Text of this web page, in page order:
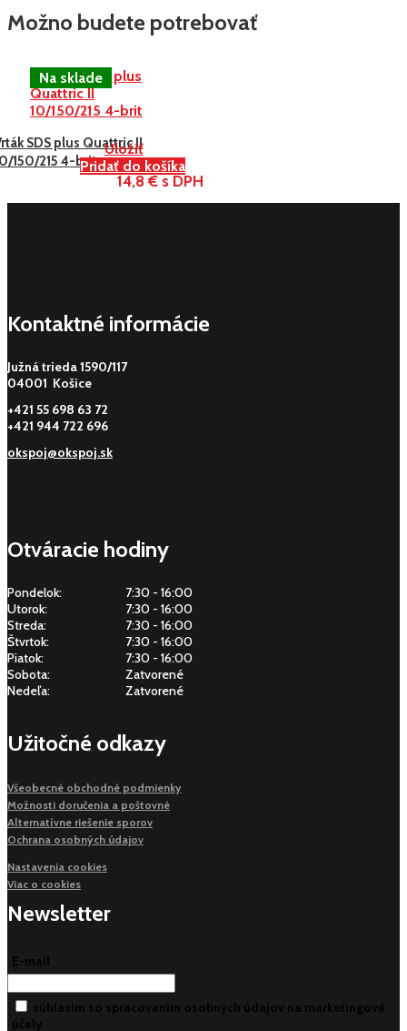
Možno budete potrebovať
Uložiť
Pridať do košíka
SDS plus Quattric II
150/215 4-brit
14,8 € s DPH
Kontaktné informácie
Južná trieda 1590/117
04001 Košice
+421 55 698 63 72
+421 944 722 696
okspoj@okspoj.sk
Otváracie hodiny
Pondelok:
7:30 - 16:00
Utorok:
7:30 - 16:00
Streda:
7:30 - 16:00
Štvrtok:
7:30 - 16:00
Piatok:
7:30 - 16:00
Sobota:
Zatvorené
Nedeľa:
Zatvorené
Užitočné odkazy
Všeobecné obchodné podmienky
Možnosti doručenia a poštovné
Alternatívne riešenie sporov
Ochrana osobných údajov
Nastavenia cookies
Viac o cookies
Newsletter
E-mail
súhlasim so spracovaním osobných údajov na marketingové
účely